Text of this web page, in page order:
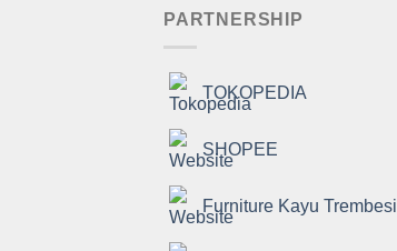
PARTNERSHIP
TOKOPEDIA
SHOPEE
Furniture Kayu Trembesi